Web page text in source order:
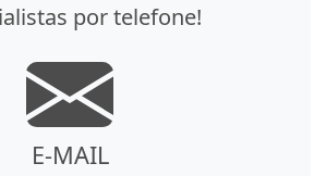
por telefone!
E-MAIL